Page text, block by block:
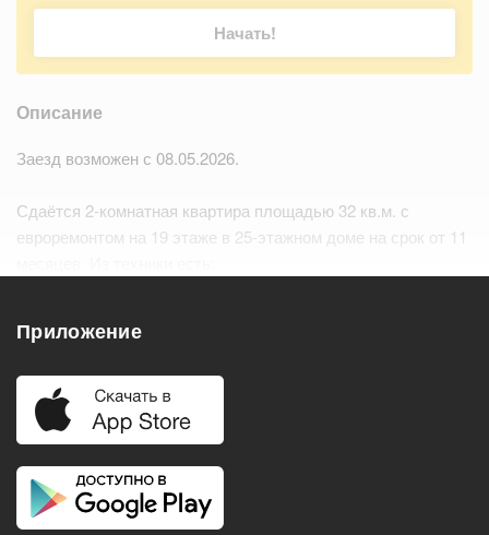
Начать!
Описание
Заезд возможен с 08.05.2026.
Сдаётся 2-комнатная квартира площадью 32 кв.м. с
евроремонтом на 19 этаже в 25-этажном доме на срок от 11
Удобства
Балкон
Телевизор
Приложение